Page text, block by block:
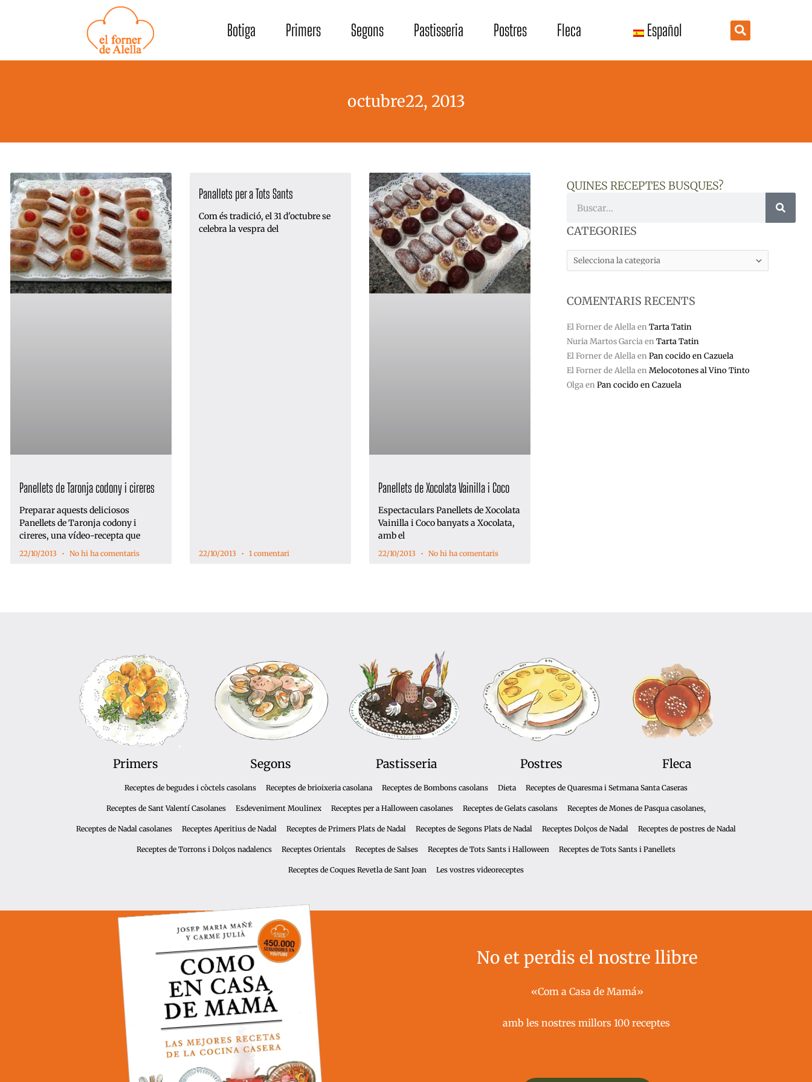
Botiga Primers Segons Pastisseria Postres Fleca Español
octubre22, 2013
Panellets de Taronja codony i cireres
Preparar aquests deliciosos
Panellets de Taronja codony i
cireres, una vídeo-recepta que
22/10/2013 No hi ha comentaris
Panallets per a Tots Sants
Com és tradició, el 31 d'octubre se
celebra la vespra del
22/10/2013 1 comentari
Panellets de Xocolata Vainilla i Coco
Espectaculars Panellets de Xocolata
Vainilla i Coco banyats a Xocolata,
amb el
22/10/2013 No hi ha comentaris
QUINES RECEPTES BUSQUES?
CATEGORIES
CATEGORIES
COMENTARIS RECENTS
El Forner de AlellaenTarta Tatin
Nuria Martos GarciaenTarta Tatin
El Forner de AlellaenPan cocido en Cazuela
El Forner de AlellaenMelocotones al Vino Tinto
OlgaenPan cocido en Cazuela
Primers Segons Pastisseria Postres Fleca
Receptes de begudes i còctels casolans Receptes de brioixeria casolana Receptes de Bombons casolans Dieta Receptes de Quaresma i Setmana Santa Caseras
Receptes de Sant Valentí Casolanes Esdeveniment Moulinex Receptes per a Halloween casolanes Receptes de Gelats casolans Receptes de Mones de Pasqua casolanes,
Receptes de Nadal casolanes Receptes Aperitius de Nadal Receptes de Primers Plats de Nadal Receptes de Segons Plats de Nadal Receptes Dolços de Nadal Receptes de postres de Nadal
Receptes de Torrons i Dolços nadalencs Receptes Orientals Receptes de Salses Receptes de Tots Sants i Halloween Receptes de Tots Sants i Panellets
Receptes de Coques Revetla de Sant Joan Les vostres videoreceptes
No et perdis el nostre llibre
«Com a Casa de Mamá»
amb les nostres millors 100 receptes ​